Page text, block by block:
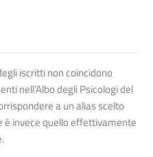
iscritti non coincidono
nell’Albo degli Psicologi del
a un alias scelto
è invece quello effettivamente